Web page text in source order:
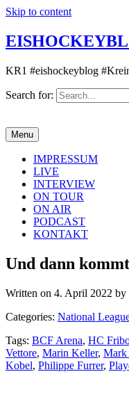
Skip to content
KR1 #eishockeyblog
Search for:
Menu
IMPRESSUM
LIVE
INTERVIEW
ON TOUR
ON AIR
PODCAST
KONTAKT
Und dann
Written on 4. April 2022
Categories: National
Tags: BCF Arena, HC
Vettore, Marin Keller, Mark
Kobel, Philippe Furrer,